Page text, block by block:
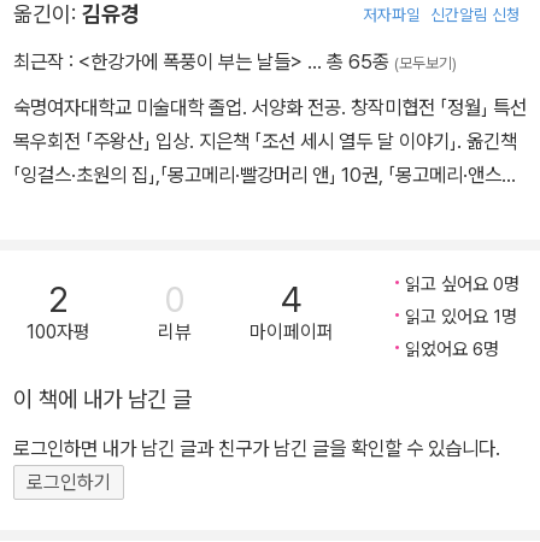
고 일컬어진다. 특히 이 책이 가지고 있는 교육적 치유적 가치가 재발
견되면서, 현재 세계에서 성경 다음으로 가장 많이 읽히는 책이 되었
옮긴이: 김유경 저자파일 신간알림 신청
최근작 : <한강가에 폭풍이 부는 날들> … 총 65종 (모두보기)
숙명여자대학교 미술대학 졸업. 서양화 전공. 창작미협전 「정월」 특선
목우회전 「주왕산」 입상. 지은책 「조선 세시 열두 달 이야기」. 옮긴책
「잉걸스·초원의 집」,「몽고메리·빨강머리 앤」 10권, 「몽고메리·앤스북
2
100자평
0
리뷰
4
마이페이퍼
읽고 싶어요 0명
읽고 있어요 1명
읽었어요 6명
이 책에 내가 남긴 글
로그인하면 내가 남긴 글과 친구가 남긴 글을 확인할 수 있습니다.
로그인하기